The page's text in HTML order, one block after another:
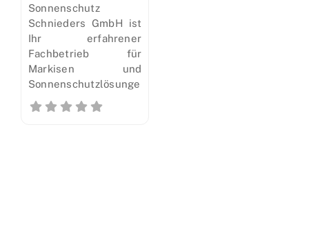
Sonnenschutz
Schnieders GmbH ist
Ihr erfahrener
Fachbetrieb für
Markisen und
Sonnenschutzlösungen